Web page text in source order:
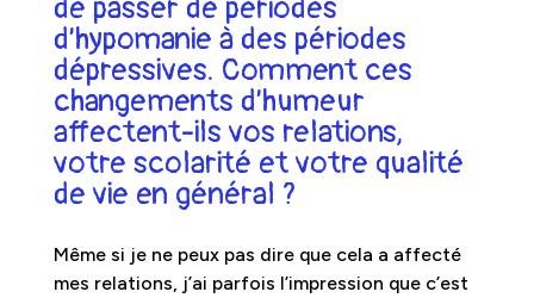
de passer de périodes
d’hypomanie à des périodes
dépressives. Comment ces
changements d’humeur
affectent-ils vos relations,
votre scolarité et votre qualité
de vie en général ?
Même si je ne peux pas dire que cela a affecté
mes relations, j’ai parfois l’impression que c’est